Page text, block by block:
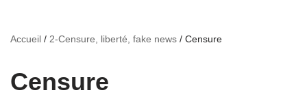
Accueil / 2-Censure, liberté, fake news / Censure
Censure